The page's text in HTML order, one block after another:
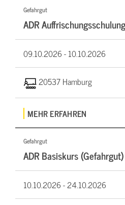
Gefahrgut
ADR
09.10.2026 -10.10.2026
20537 Hamburg
MEHR ERFAHREN
Gefahrgut
ADR Basiskurs (Gefahrgut)
10.10.2026 -24.10.2026